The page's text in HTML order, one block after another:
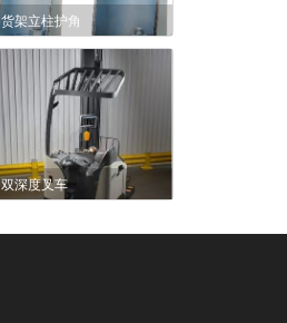
货架立柱护角
双深度叉车